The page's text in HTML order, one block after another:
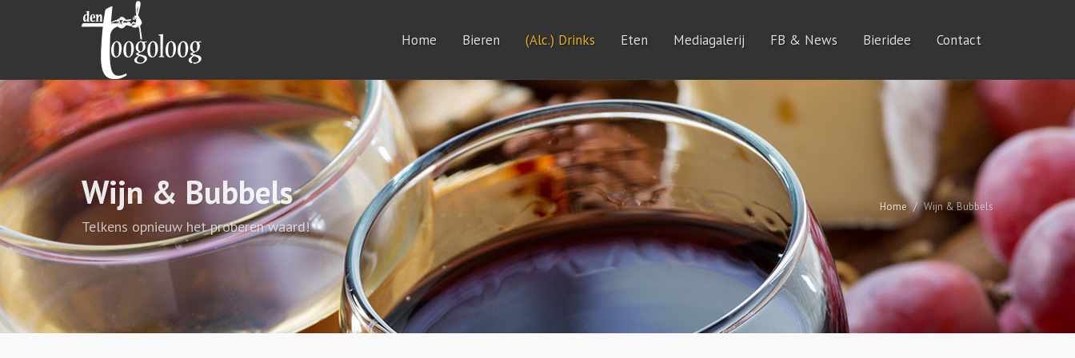
Home Bieren (Alc.) Drinks Eten Mediagalerij FB & News Bieridee Contact
Wijn & Bubbels
Telkens opnieuw het proberen waard!
Home Wijn & Bubbels